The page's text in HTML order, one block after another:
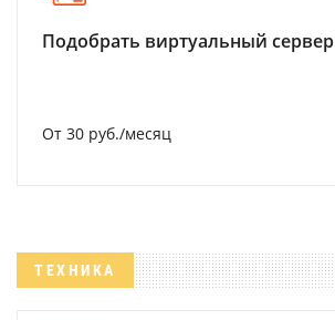
Подобрать виртуальный сервер
От 30 руб./месяц
ТЕХНИКА